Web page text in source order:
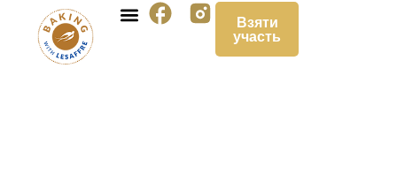
Взяти
участь